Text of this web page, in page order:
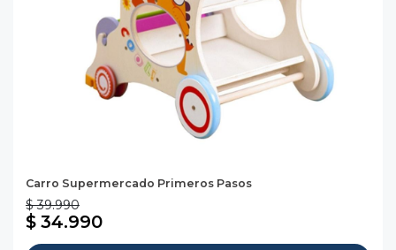
Carro Supermercado Primeros Pasos
$ 39.990
$ 34.990